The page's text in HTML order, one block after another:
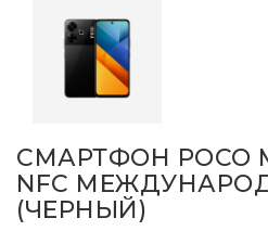
СМАРТФОН POCO
NFC
(ЧЕРНЫЙ)